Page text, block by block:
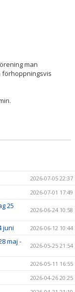
man
förhoppningsvis
2026-07-05 22:37
2026-07-01 17:49
25
2026-06-24 10:58
juni 2026-06-12 10:44
maj -
2026-05-25 21:54
2026-05-11 16:55
2026-04-26 20:25